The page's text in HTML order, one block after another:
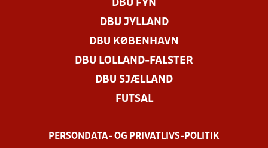
DBU FYN
DBU JYLLAND
DBU KØBENHAVN
DBU LOLLAND-FALSTER
DBU SJÆLLAND
FUTSAL
PERSONDATA- OG PRIVATLIVS-POLITIK